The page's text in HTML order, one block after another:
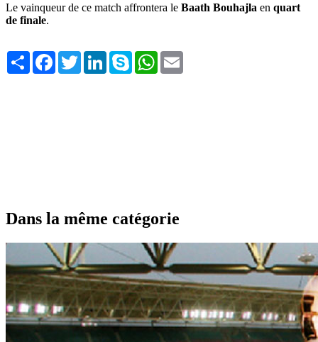
Le vainqueur de ce match affrontera le Baath Bouhajla en quart
de finale.
Share FacebookTwitterLinkedInSkype WhatsApp
Dans la même catégorie